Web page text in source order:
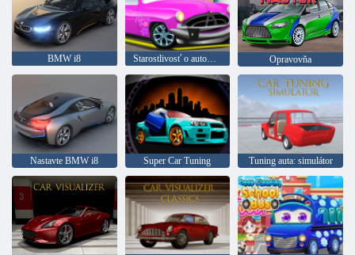
BMW i8 Starostlivosť o automobil Opravovňa
Nastavte BMW i8 Super Car Tuning Tuning auta: simulátor